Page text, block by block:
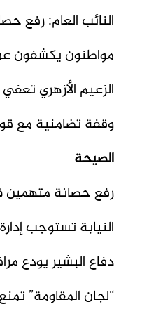
النائب العام: رفع
مواطنون يكشفون عن
الزعيم الأزهري
وقفة تضامنية مع
الصيحة
رفع حصانة متهمين
النيابة تستوجب
دفاع البشير يودع مرافعة
“لجان المقاومة”